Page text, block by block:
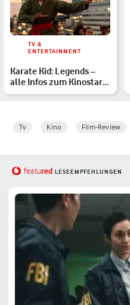
TV &
ENTERTAINMENT
Karate Kid: Legends –
alle Infos zum Kinostart
des neuen Karate K…
Tv Kino Film-Review
featured LESEEMPFEHLUNGEN